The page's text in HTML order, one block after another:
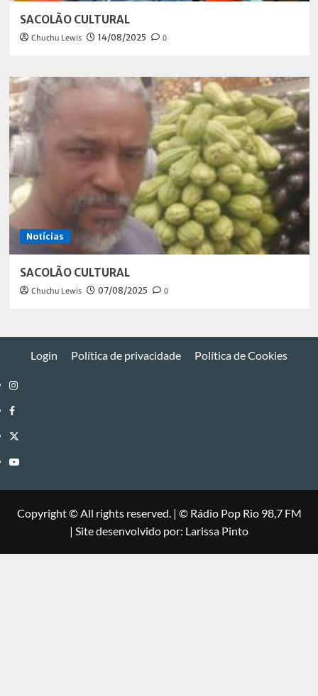
SACOLÃO CULTURAL
Chuchu Lewis 14/08/2025 0
Notícias
SACOLÃO CULTURAL
Chuchu Lewis 07/08/2025 0
Login Política de privacidade Política de Cookies
Instagram
Facebook
Twitter
Youtube
Copyright © All rights reserved. | ©Rádio Pop Rio 98,7 FM
| Site desenvolvido por: Larissa Pinto